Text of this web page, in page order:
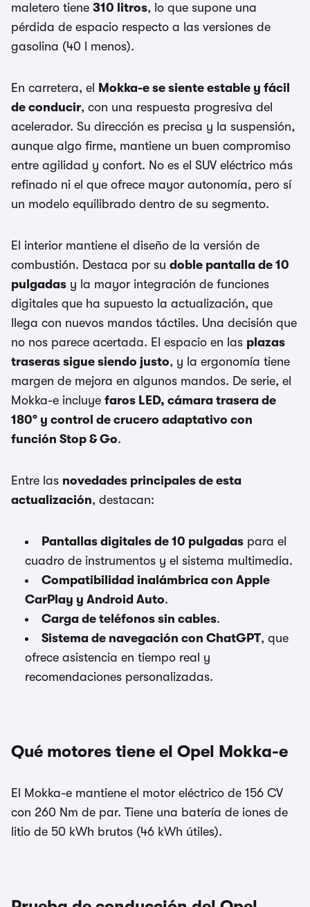
maletero tiene 310 litros, lo que supone una
pérdida de espacio respecto a las versiones de
gasolina (40 l menos).
En carretera, el
Mokka-e se siente estable y fácil
de conducir, con una respuesta progresiva del
acelerador. Su dirección es precisa y la suspensión,
aunque algo firme, mantiene un buen compromiso
entre agilidad y confort. No es el SUV eléctrico más
refinado ni el que ofrece mayor autonomía, pero sí
un modelo equilibrado dentro de su segmento.
El interior mantiene el diseño de la versión de
combustión. Destaca por su doble pantalla de 10
pulgadas y la mayor integración de funciones
digitales que ha supuesto la actualización, que
llega con nuevos mandos táctiles. Una decisión que
no nos parece acertada. El espacio en las plazas
traseras sigue siendo justo, y la ergonomía tiene
margen de mejora en algunos mandos. De serie, el
Mokka-e incluye faros LED, cámara trasera de
180º y control de crucero adaptativo con
función Stop & Go.
Entre las novedades principales de esta
actualización, destacan:
Pantallas digitales de 10 pulgadas para el
cuadro de instrumentos y el sistema multimedia.
Compatibilidad inalámbrica con Apple
CarPlay y Android Auto.
Carga de teléfonos sin cables.
Sistema de navegación con ChatGPT, que
ofrece asistencia en tiempo real y
recomendaciones personalizadas.
Qué motores tiene el Opel Mokka-e
El Mokka-e mantiene el motor eléctrico de 156 CV
con 260 Nm de par. Tiene una batería de iones de
litio de 50 kWh brutos (46 kWh útiles).